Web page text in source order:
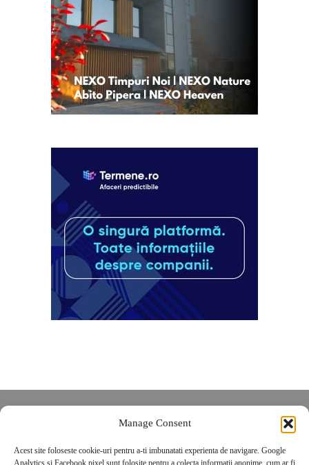
Manage Consent
Acest site foloseste cookie-uri pentru a-ti imbunatati experienta de navigare. Google
Analytics și Facebook pixel sunt folosite pentru a colecta informatii anonime, cum ar fi
POLITICĂ DE CONFIDENȚIALITATE